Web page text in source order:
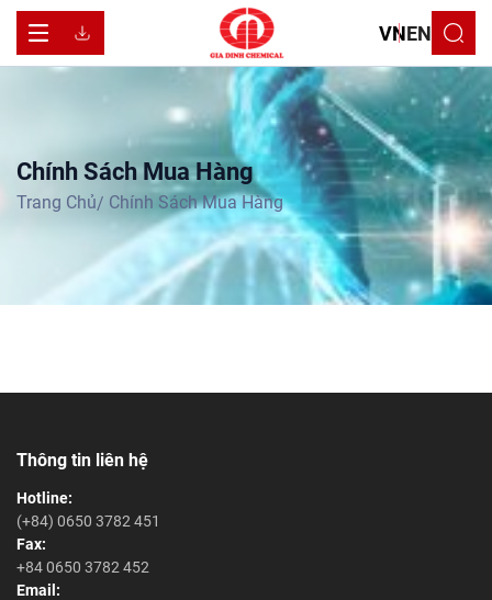
VNEN
Chính Sách Mua Hàng
Trang Chủ Chính Sách Mua Hàng
Thông tin liên hệ
Hotline:
(+84) 0650 3782 451
Fax:
+84 0650 3782 452
Email: